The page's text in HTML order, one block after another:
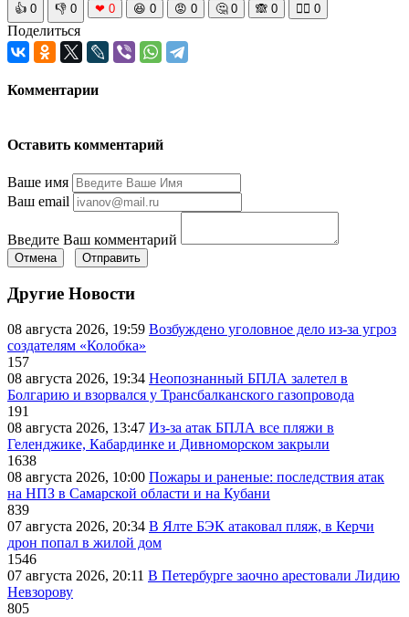
👍 0 👎 0 ❤ 0 😆 0 😡 0 🤔 0 🙈 0 🧘‍♀️ 0
Поделиться
Комментарии
Оставить комментарий
Ваше имя
Ваш email
Введите Ваш комментарий
Отмена Отправить
Другие Новости
08 августа 2026, 19:59 Возбуждено уголовное дело из-за угроз
создателям «Колобка»
157
08 августа 2026, 19:34 Неопознанный БПЛА залетел в
Болгарию и взорвался у Трансбалканского газопровода
191
08 августа 2026, 13:47 Из-за атак БПЛА все пляжи в
Геленджике, Кабардинке и Дивноморском закрыли
1638
08 августа 2026, 10:00 Пожары и раненые: последствия атак
на НПЗ в Самарской области и на Кубани
839
07 августа 2026, 20:34 В Ялте БЭК атаковал пляж, в Керчи
дрон попал в жилой дом
1546
07 августа 2026, 20:11 В Петербурге заочно арестовали Лидию
Невзорову
805